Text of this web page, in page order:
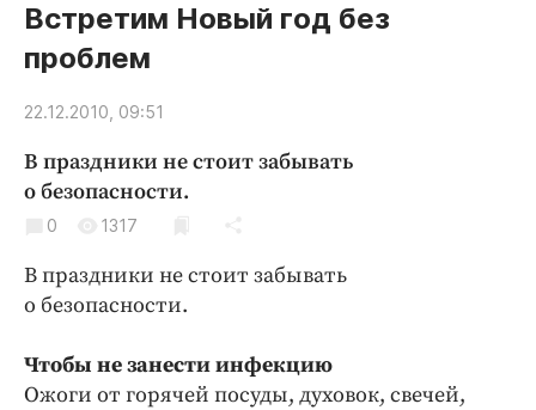
Новости компаний
Статьи
Народные новости
Благоустройство
Криминал
Недвижимость и ЖКХ
Общество
Погода
Встретим Новый год без
проблем
22.12.2010, 09:51
В праздники не стоит забывать
о безопасности.
0 1317
В праздники не стоит забывать
о безопасности.
Чтобы не занести инфекцию
Ожоги от горячей посуды, духовок, свечей,